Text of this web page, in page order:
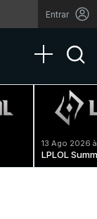
Entrar
Toggle
13 Ago 2026
LPLOL